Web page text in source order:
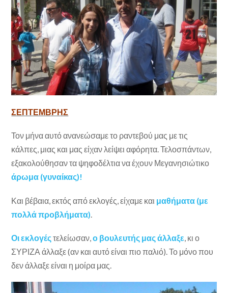
ΣΕΠΤΕΜΒΡΗΣ
Τον μήνα αυτό ανανεώσαμε το ραντεβού μας με τις
κάλπες, μιας και μας είχαν λείψει αφόρητα. Τελοσπάντων,
εξακολούθησαν τα ψηφοδέλτια να έχουν Μεγανησιώτικο
άρωμα (γυναίκας)!
Και βέβαια, εκτός από εκλογές, είχαμε και μαθήματα (με
πολλά προβλήματα)
Οι εκλογέςτελείωσαν,ο βουλευτής μας άλλαξε , κι ο
ΣΥΡΙΖΑ άλλαξε (αν και αυτό είναι πιο παλιό). Το μόνο που
δεν άλλαξε είναι η μοίρα μας.